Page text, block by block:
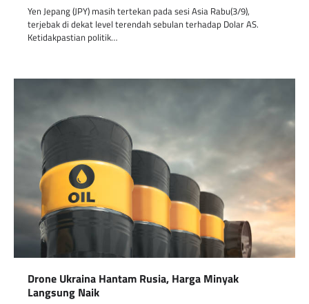
Yen Jepang (JPY) masih tertekan pada sesi Asia Rabu(3/9),
terjebak di dekat level terendah sebulan terhadap Dolar AS.
Ketidakpastian politik…
Drone Ukraina Hantam Rusia, Harga Minyak
Langsung Naik